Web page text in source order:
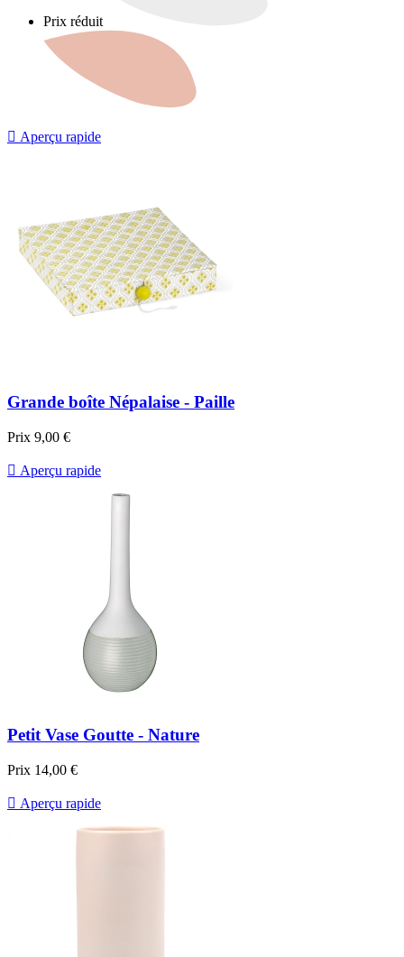
Prix réduit
 Aperçu rapide
Grande boîte Népalaise - Paille
Prix 9,00 €
 Aperçu rapide
Petit Vase Goutte - Nature
Prix 14,00 €
 Aperçu rapide